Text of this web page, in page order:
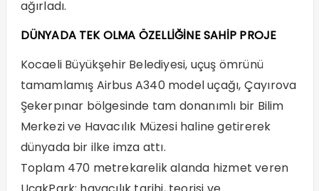
ağırladı.
DÜNYADA TEK OLMA ÖZELLİĞİNE SAHİP PROJE
Kocaeli Büyükşehir Belediyesi, uçuş ömrünü
tamamlamış Airbus A340 model uçağı, Çayırova
Şekerpınar bölgesinde tam donanımlı bir Bilim
Merkezi ve Havacılık Müzesi haline getirerek
dünyada bir ilke imza attı.
Toplam 470 metrekarelik alanda hizmet veren